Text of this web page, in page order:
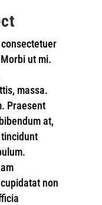
ut mi.
massa.
Praesent
at,
non